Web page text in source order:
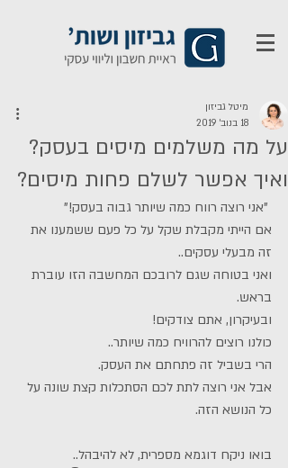
על מה משלמים מיסים בעסק?
ואיך אפשר לשלם פחות מיסים?
מיטל גביזון
18 בנוב׳ 2019
אם הייתי מקבלת שקל על כל פעם ששמענו את
זה מבעלי עסקים..
ואני בטוחה שגם לרובכם המחשבה הזו עוברת
בראש.
ובעיקרון, אתם צודקים!
כולנו רוצים להרוויח כמה שיותר..
הרי בשביל זה פתחתם את העסק.
אבל אני רוצה לתת לכם הסתכלות קצת שונה על
כל הנושא הזה.
בואו ניקח דוגמא מספרית, לא להיבהל..